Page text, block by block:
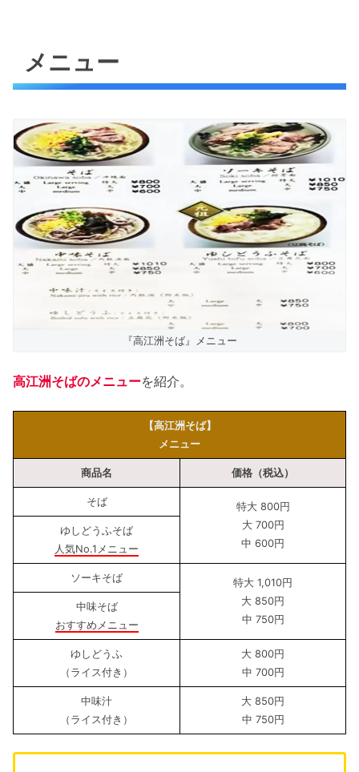
メニュー
『高江洲そば』メニュー
高江洲そばのメニューを紹介。
【高江洲そば】
メニュー
商品名 価格（税込）
そば
特大 800円
大 700円
中 600円
ゆしどうふそば
人気No.1メニュー
ソーキそば
特大 1,010円
大 850円
中 750円
中味そば
おすすめメニュー
ゆしどうふ
（ライス付き）
大 800円
中 700円
中味汁
（ライス付き）
大 850円
中 750円